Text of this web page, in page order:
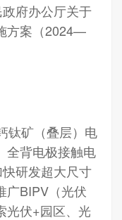
府办公厅关于
方案（2024—
钛矿（叠层）电
全背电极接触电
研发超大尺寸
广BIPV（光伏
光伏+园区、光